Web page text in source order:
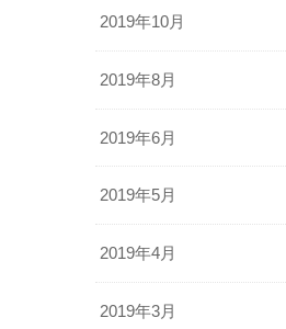
2019年10月
2019年8月
2019年6月
2019年5月
2019年4月
2019年3月